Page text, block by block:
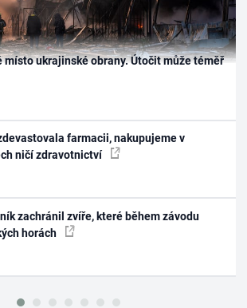
místo ukrajinské obrany. Útočit může téměř
farmacii, nakupujeme v
ničí zdravotnictví
zachránil zvíře, které během závodu
horách